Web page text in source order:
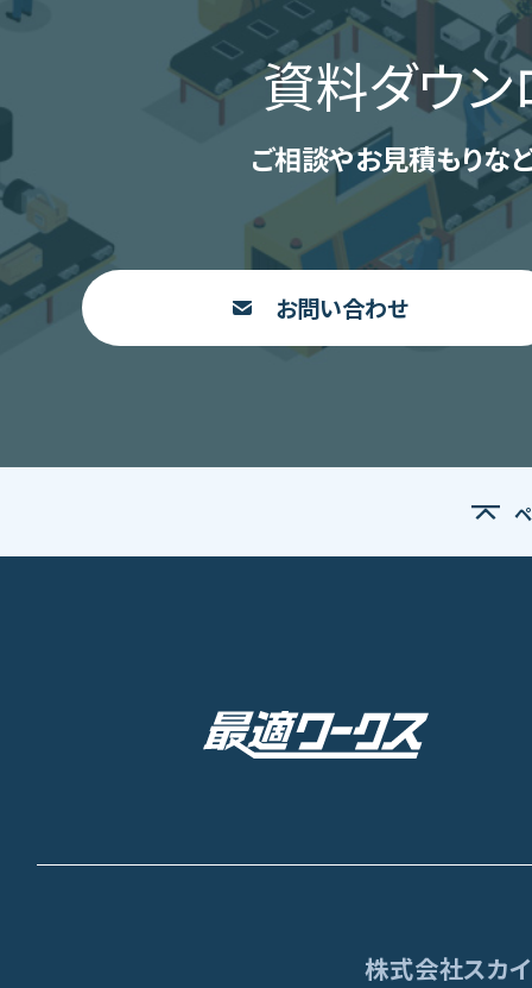
資料ダウン
ご相談やお見積もりなど
お問い合わせ
株式会社スカ